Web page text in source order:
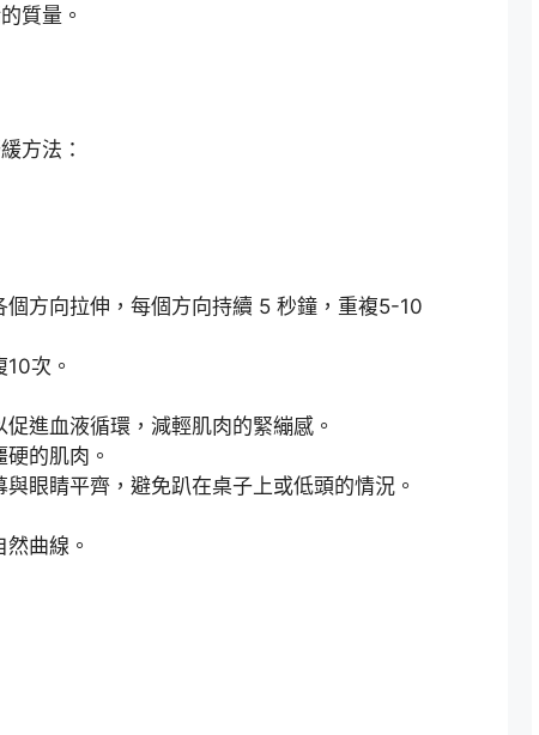
質量。
方法：
個方向拉伸，每個方向持續 5 秒鐘，重複5-10
次。
進血液循環，減輕肌肉的緊繃感。
的肌肉。
眼睛平齊，避免趴在桌子上或低頭的情況。
曲線。